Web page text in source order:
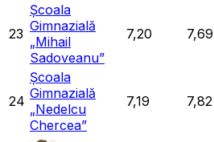
23
Școala
Gimnazială
„Mihail
Sadoveanu”
7,20 7,69
24
Școala
Gimnazială
„Nedelcu
Chercea”
7,19 7,82